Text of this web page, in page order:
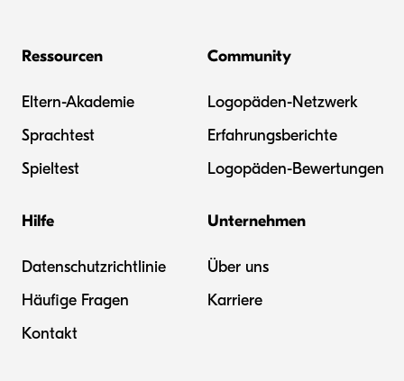
Ressourcen
Eltern-Akademie
Sprachtest
Spieltest
Community
Logopäden-Netzwerk
Erfahrungsberichte
Logopäden-Bewertungen
Hilfe
Datenschutzrichtlinie
Häufige Fragen
Kontakt
Unternehmen
Über uns
Karriere